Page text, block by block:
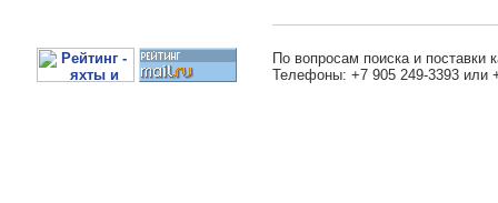
По вопросам поиска и поставки
Телефоны: +7 905 249-3393 или